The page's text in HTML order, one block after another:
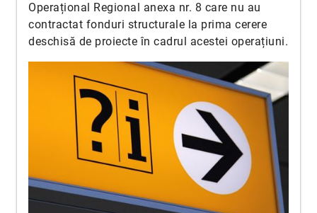
Operațional Regional anexa nr. 8 care nu au
contractat fonduri structurale la prima cerere
deschisă de proiecte în cadrul acestei operațiuni.